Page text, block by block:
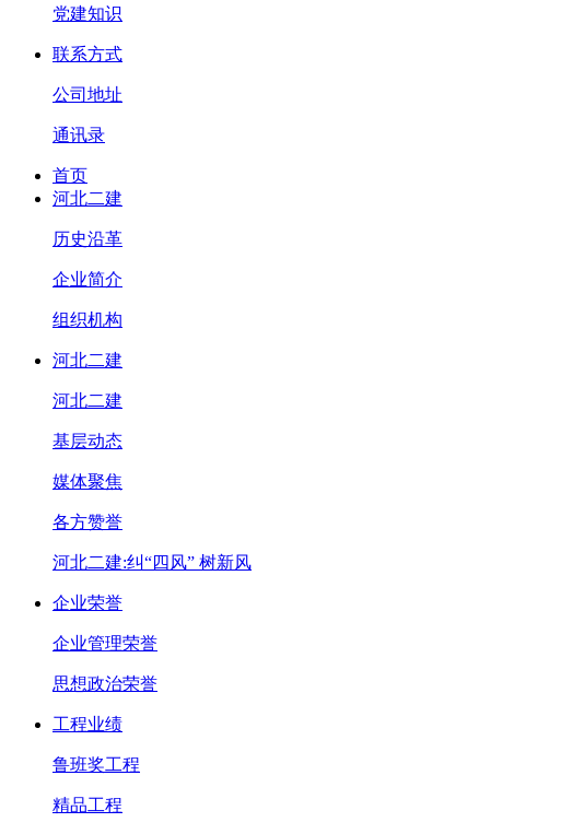
党建知识
联系方式
公司地址
通讯录
首页
河北二建
历史沿革
企业简介
组织机构
河北二建
河北二建
基层动态
媒体聚焦
各方赞誉
河北二建:纠“四风” 树新风
企业荣誉
企业管理荣誉
思想政治荣誉
工程业绩
鲁班奖工程
精品工程